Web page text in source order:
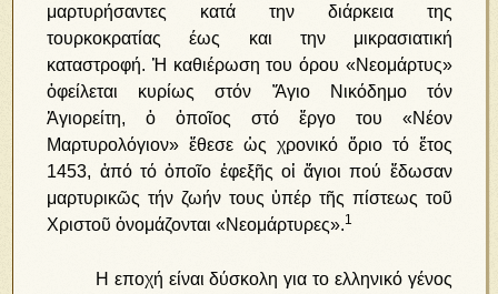
μαρτυρήσαντες κατά την διάρκεια της
τουρκοκρατίας έως και την μικρασιατική
καταστροφή. Ἡ καθιέρωση του όρου «Νεομάρτυς»
ὀφείλεται κυρίως στόν Ἅγιο Νικόδημο τόν
Ἁγιορείτη, ὁ ὁποῖος στό ἔργο του «Νέον
Μαρτυρολόγιον» ἔθεσε ὡς χρονικό ὅριο τό ἔτος
1453, ἀπό τό ὁποῖο ἐφεξῆς οἱ ἅγιοι πού ἔδωσαν
μαρτυρικῶς τήν ζωήν τους ὑπέρ τῆς πίστεως τοῦ
Χριστοῦ ὀνομάζονται «Νεομάρτυρες».1
Η εποχή είναι δύσκολη για το ελληνικό γένος